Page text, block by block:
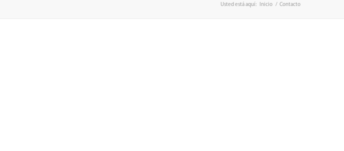
Usted está aquí: Inicio / Contacto